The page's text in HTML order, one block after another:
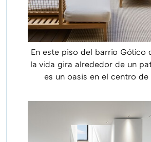
En este piso del barrio Gótico
la vida gira alrededor de un
es un oasis en el centro